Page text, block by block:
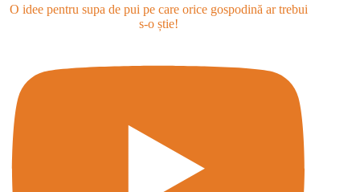
O idee pentru supa de pui pe care orice gospodină ar trebui
s-o știe!